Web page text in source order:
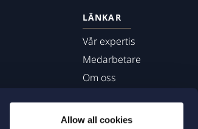
Allow all cookies
LÄNKAR
Vår expertis
Medarbetare
Om oss